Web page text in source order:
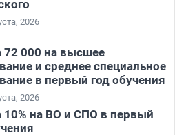
2026
72 000 на высшее
и среднее специальное
в первый год обучения
2026
10% на ВО и СПО в первый